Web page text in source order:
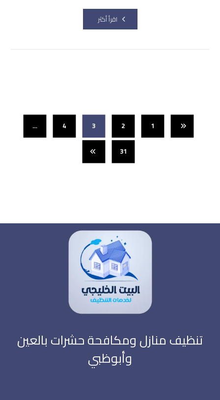
اقرأ أكثر
1
2
3
4
…
31
تنظيف منازل ومكافحة حشرات بالعين
وأبوظبي